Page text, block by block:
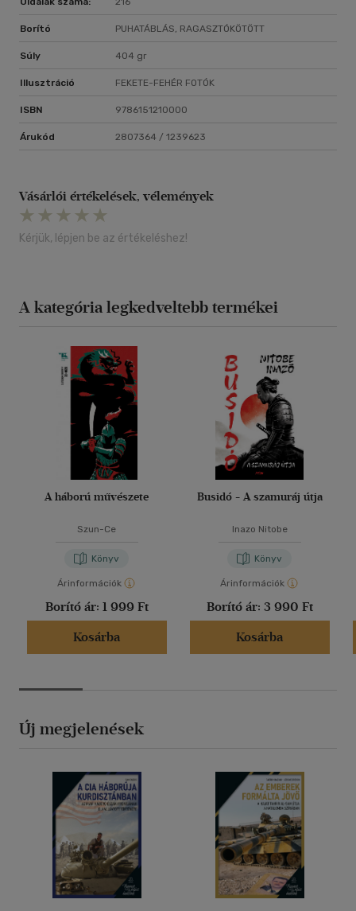
Borító PUHATÁBLÁS, RAGASZTÓKÖTÖTT
Súly 404 gr
Illusztráció FEKETE-FEHÉR FOTÓK
ISBN 9786151210000
Árukód 2807364 / 1239623
Vásárlói értékelések, vélemények
Kérjük, lépjen be az értékeléshez!
A kategória legkedveltebb termékei
A háború művészete
Szun-Ce
Könyv
Árinformációk
Borító ár: 1 999 Ft
Kosárba
Busidó - A szamuráj útja
Inazo Nitobe
Könyv
Árinformációk
Borító ár: 3 990 Ft
Kosárba
Új megjelenések